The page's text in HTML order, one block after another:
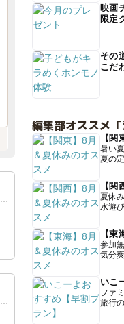
映画
限定
その
こだ
編集部オススメ「
【
暑い
夏の
【
夏休
水遊
【
参加
気分
いこ
ファ
旅行